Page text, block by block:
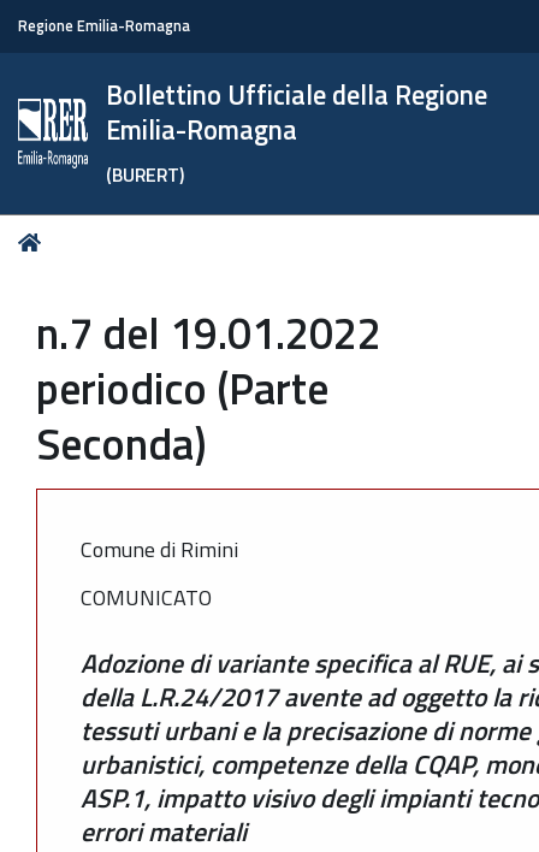
Regione Emilia-Romagna
Bollettino Ufficiale della Regione
Emilia-Romagna
(BURERT)
Tu
n.7 del 19.01.2022
periodico (Parte
Seconda)
Comune di Rimini
COMUNICATO
Adozione di variante specifica al RUE,
della L.R.24/2017 avente ad oggetto la
tessuti urbani e la precisazione di
urbanistici, competenze della CQAP,
ASP.1, impatto visivo degli impianti
errori materiali